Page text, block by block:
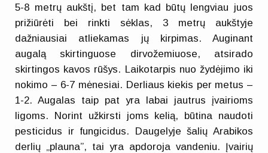
5-8 metrų aukštį, bet tam kad būtų lengviau juos
prižiūrėti bei rinkti sėklas, 3 metrų aukštyje
dažniausiai atliekamas jų kirpimas. Auginant
augalą skirtinguose dirvožemiuose, atsirado
skirtingos kavos rūšys. Laikotarpis nuo žydėjimo iki
nokimo – 6-7 mėnesiai. Derliaus kiekis per metus –
1-2. Augalas taip pat yra labai jautrus įvairioms
ligoms. Norint užkirsti joms kelią, būtina naudoti
pesticidus ir fungicidus. Daugelyje šalių Arabikos
derlių „plauna”, tai yra apdoroja vandeniu. Įvairių